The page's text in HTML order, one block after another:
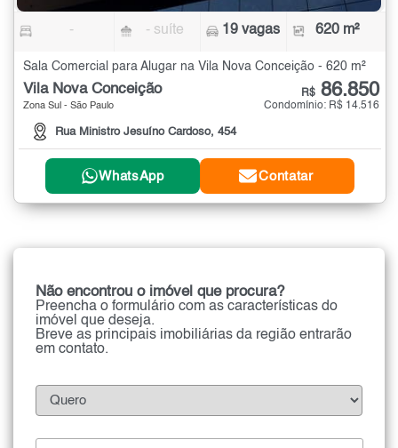
- - suíte 19 vagas 620 m²
Sala Comercial para Alugar na Vila Nova Conceição - 620 m²
Vila Nova Conceição
Zona Sul - São Paulo
Rua Ministro Jesuíno Cardoso, 454
R$ 86.850
Condomínio: R$ 14.516
WhatsApp Contatar
Não encontrou o imóvel que procura?
Preencha o formulário com as características do
imóvel que deseja.
Breve as principais imobiliárias da região entrarão
em contato.